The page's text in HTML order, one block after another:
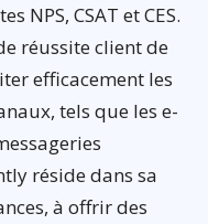
NPS, CSAT et CES.
réussite client de
efficacement les
tels que les e-
réside dans sa
à offrir des